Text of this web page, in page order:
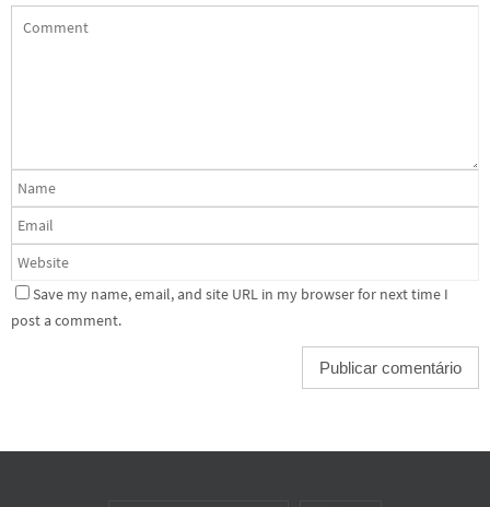
Save my name, email, and site URL in my browser for next time I
post a comment.